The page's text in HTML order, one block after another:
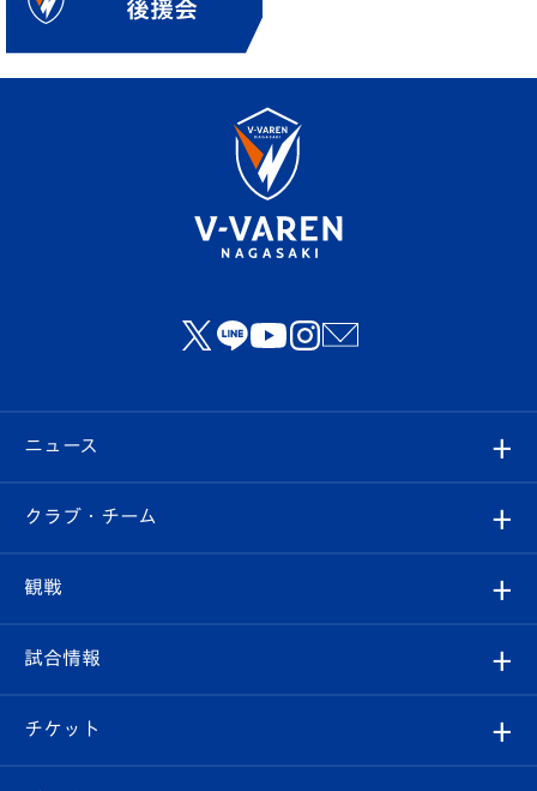
ニュース
すべて
クラブ
試合情報
クラブ・チーム
クラブ概要
エンブレム紹介
観戦
観戦ルール
はじめての観戦ガイド
試合情報
試合日程/結果
チケット